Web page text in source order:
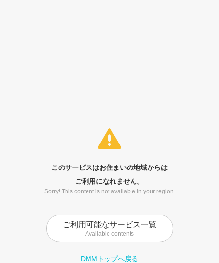
このサービスはお住まいの地域からは
ご利用になれません。
Sorry! This content is not available in your region.
ご利用可能なサービス一覧
Available contents
DMMトップへ戻る